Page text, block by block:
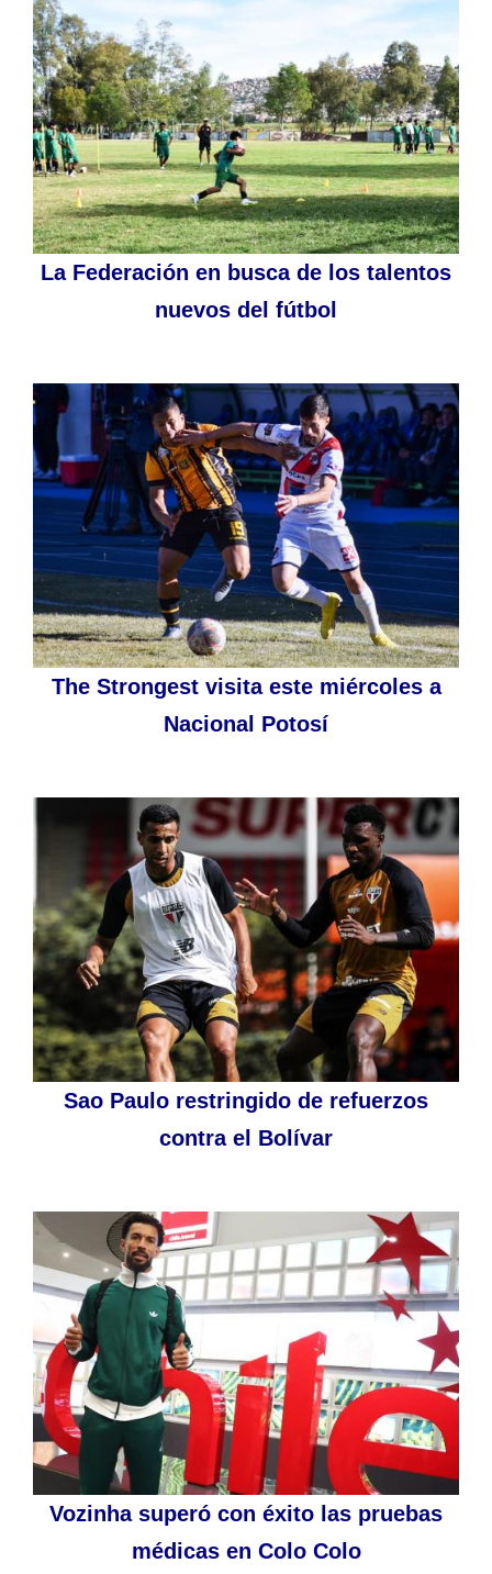
La Federación en busca de los talentos
nuevos del fútbol
The Strongest visita este miércoles a
Nacional Potosí
Sao Paulo restringido de refuerzos
contra el Bolívar
Vozinha superó con éxito las pruebas
médicas en Colo Colo